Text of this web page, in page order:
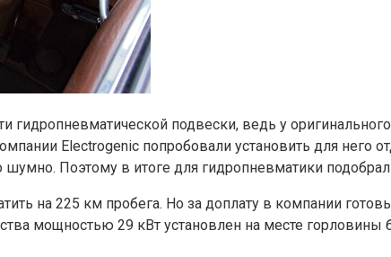
подвески, ведь у
Electrogenic попробовали установить для него
Поэтому в итоге для гидропневматики
на 225 км пробега. Но за доплату в компании
мощностью 29 кВт установлен на месте